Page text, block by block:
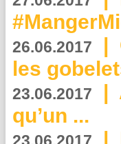
26.06.2017 |
les
23.06.2017 |
qu’un ...
|